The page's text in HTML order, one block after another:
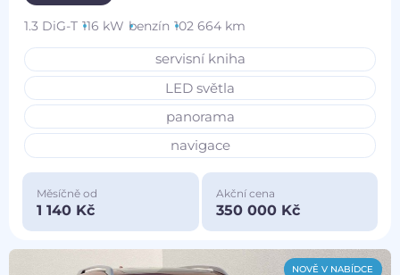
1.3 DiG-T 116 kW benzín 102 664 km
servisní kniha
LED světla
panorama
navigace
Měsíčně od
1 140 Kč
Akční cena
350 000 Kč
NOVĚ V NABÍDCE